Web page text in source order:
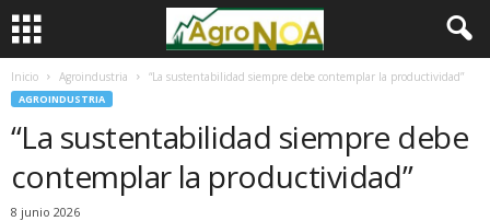
Inicio Agroindustria “La sustentabilidad siempre debe contemplar la productividad”
AGROINDUSTRIA
“La sustentabilidad siempre debe
contemplar la productividad”
8 junio 2026